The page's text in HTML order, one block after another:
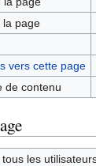
la page
vers cette page
de contenu
les